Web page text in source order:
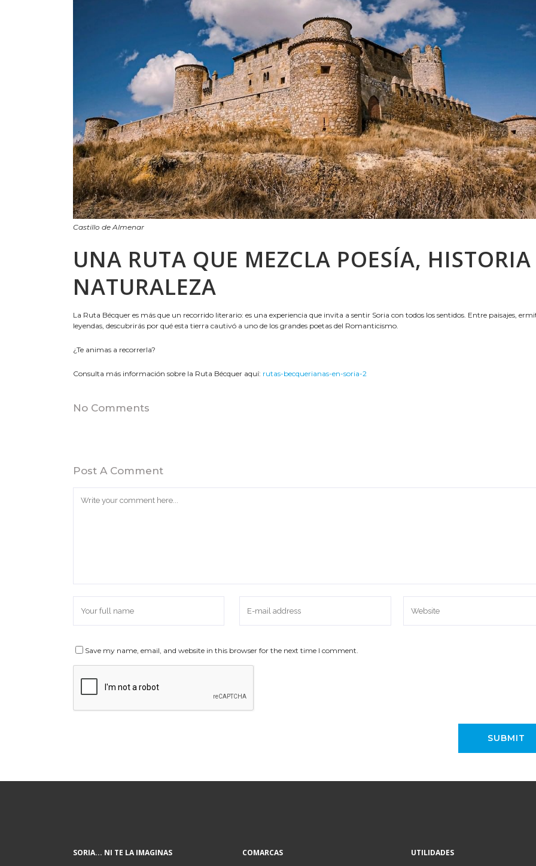
Castillo de Almenar
UNA RUTA QUE MEZCLA POESÍA,
NATURALEZA
La Ruta Bécquer es más que un recorrido literario: es una experiencia que invita a sentir Soria con todos los sentidos. Entre paisajes,
leyendas, descubrirás por qué esta tierra cautivó a uno de los grandes poetas del Romanticismo.
¿Te animas a recorrerla?
Consulta más información sobre la Ruta Bécquer aquí: rutas-becquerianas-en-soria-2
No Comments
Post A Comment
Save my name, email, and website in this browser for the next time I comment.
SORIA... NI TE LA IMAGINAS COMARCAS UTILIDADES